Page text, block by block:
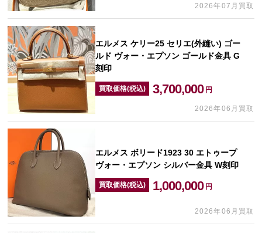
2026年07月買取
エルメス ケリー25 セリエ(外縫い) ゴー
ルド ヴォー・エプソン ゴールド金具 G
刻印
買取価格(税込) 3,700,000 円
2026年06月買取
エルメス ボリード1923 30 エトゥープ
ヴォー・エプソン シルバー金具 W刻印
買取価格(税込) 1,000,000 円
2026年06月買取